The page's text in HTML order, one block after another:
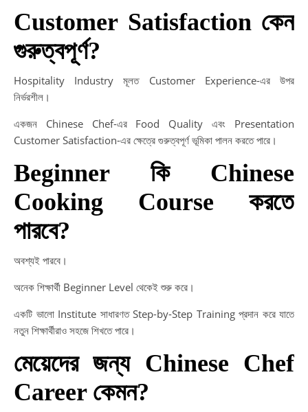
Customer Satisfaction কেন
গুরুত্বপূর্ণ?
Hospitality Industry মূলত Customer Experience-এর উপর
নির্ভরশীল।
একজন Chinese Chef-এর Food Quality এবং Presentation
Customer Satisfaction-এর ক্ষেত্রে গুরুত্বপূর্ণ ভূমিকা পালন করতে পারে।
Beginner কি Chinese
Cooking Course করতে
পারবে?
অবশ্যই পারবে।
অনেক শিক্ষার্থী Beginner Level থেকেই শুরু করে।
একটি ভালো Institute সাধারণত Step-by-Step Training প্রদান করে যাতে
নতুন শিক্ষার্থীরাও সহজে শিখতে পারে।
মেয়েদের জন্য Chinese Chef
Career কেমন?